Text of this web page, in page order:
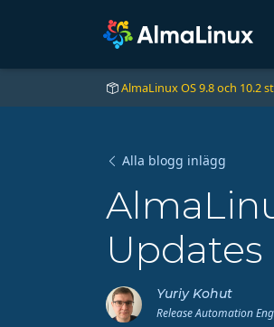
AlmaLinux OS 9.8 och 10.2
Alla blogg inlägg
Updates
Yuriy Kohut
Release Automation